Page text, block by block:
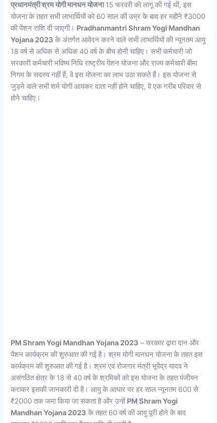
प्रधानमंत्री श्रम योगी मानधन योजना15 फरवरी को लागू की गई थी, इस
योजना के तहत सभी लाभार्थियों को 60 साल की उम्र के बाद हर महीने ₹3000
की पेंशन राशि दी जाएगी। Pradhanmantri Shram Yogi Mandhan
Yojana 2023 के अंतर्गत आवेदन करने वाले सभी लाभार्थियों की न्यूनतम आयु
18 वर्ष से अधिक से अधिक 40 वर्ष के बीच होनी चाहिए। सभी कर्मचारी जो
सरकारी कर्मचारी भविष्य निधि राष्ट्रीय पेंशन योजना और राज्य कर्मचारी बीमा
निगम के सदस्य नहीं हैं, वे इस योजना का लाभ उठा सकते हैं। इस योजना से
जुड़ने वाले सभी शर्म योगी आयकर दाता नहीं होने चाहिए, वे एक गरीब परिवार से
होने चाहिए।
PM Shram Yogi Mandhan Yojana 2023 – सरकार द्वारा दान और
पेंशन कार्यक्रम की शुरुआत की गई है। श्रम योगी मानधन योजना के तहत इस
कार्यक्रम की शुरुआत की गई है। श्रम एवं रोजगार मंत्री भूपेंद्र यादव ने
असंगठित क्षेत्र के 18 से 40 वर्ष के श्रमिकों को इस योजना के तहत पंजीयन
कराकर इसकी जानकारी दी है। आयु के आधार पर हर साल न्यूनतम 600 से
₹2000 तक जमा किया जा सकता है और उन्हें PM Shram Yogi
Mandhan Yojana 2023 के तहत 60 वर्ष की आयु पूरी होने के बाद